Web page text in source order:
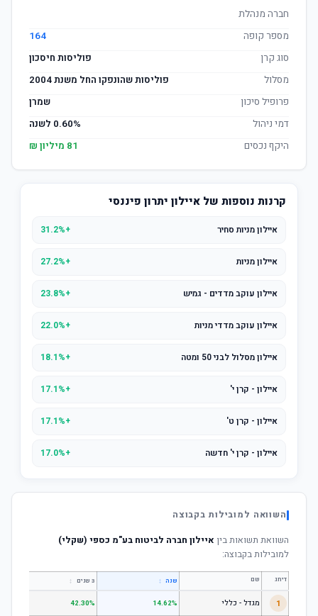
חברה מנהלת
מספר קופה
164
סוג קרן
פוליסות חיסכון
מסלול
פוליסות שהונפקו החל משנת 2004
פרופיל סיכון
שמרן
דמי ניהול
0.60% לשנה
היקף נכסים
81 מיליון ₪
קרנות נוספות של איילון יתרון פיננסי
איילון מניות סחיר +31.2%
איילון מניות +27.2%
איילון עוקב מדדים - גמיש +23.8%
איילון עוקב מדדי מניות +22.0%
איילון מסלול לבני 50 ומטה +18.1%
איילון - קרן י' +17.1%
איילון - קרן ט' +17.1%
איילון - קרן י' חדשה +17.0%
השוואה למובילות בקבוצה
השוואת תשואות בין איילון חברה לביטוח בע"מ כספי (שקלי)
למובילות בקבוצה:
דירוג שם שנה ↕ 3 שנים ↕
1 מגדל - כללי 14.62%
42.30%